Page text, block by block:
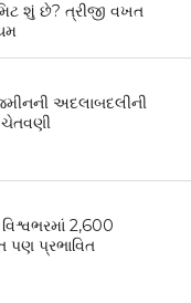
શું છે? ત્રીજી વખત
અદલાબદલીની
ચેતવણી
2,600
પણ પ્રભાવિત